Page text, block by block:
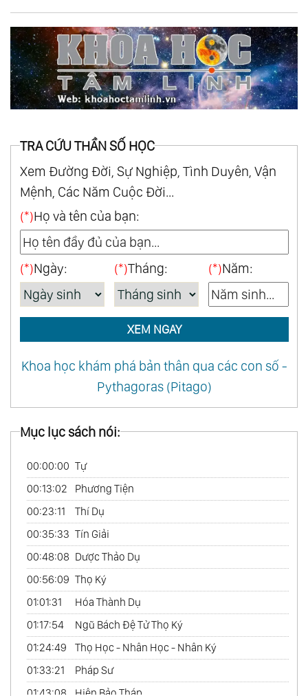
TRA CỨU THẦN SỐ HỌC
Xem Đường Đời, Sự Nghiệp, Tình Duyên, Vận
Mệnh, Các Năm Cuộc Đời...
(*)Họ và tên của bạn:
(*)Ngày: (*)Tháng: (*)Năm:
XEM NGAY
Khoa học khám phá bản thân qua các con số -
Pythagoras (Pitago)
Mục lục sách nói:
00:00:00 Tự
00:13:02
Phương Tiện
00:23:11
Thí Dụ
00:35:33 Tín Giải
00:48:08 Dược Thảo Dụ
00:56:09 Thọ Ký
01:01:31
Hóa Thành Dụ
01:17:54
Ngũ Bách Đệ Tử Thọ Ký
01:24:49
Thọ Học - Nhân Học - Nhân Ký
01:33:21
Pháp Sư
01:43:08
Hiện Bảo Tháp